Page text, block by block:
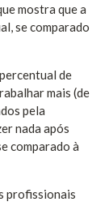
mostra que a
se comparado
de
mais (de
pela
nada após
comparado à
profissionais